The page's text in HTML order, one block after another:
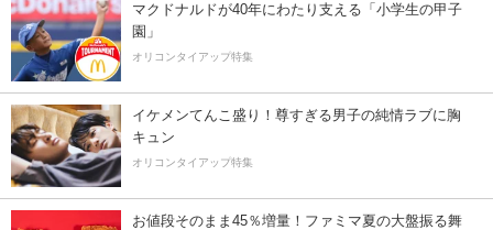
マクドナルドが40年にわたり支える「小学生の甲子
園」
オリコンタイアップ特集
イケメンてんこ盛り！尊すぎる男子の純情ラブに胸
キュン
オリコンタイアップ特集
お値段そのまま45％増量！ファミマ夏の大盤振る舞